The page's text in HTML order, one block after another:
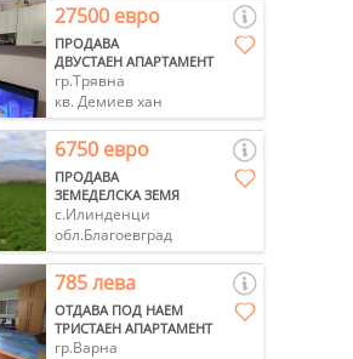
27500 евро
ПРОДАВА
ДВУСТАЕН АПАРТАМЕНТ
гр.Трявна
кв. Демиев хан
6750 евро
ПРОДАВА
ЗЕМЕДЕЛСКА ЗЕМЯ
с.Илинденци
обл.Благоевград
785 лева
ОТДАВА ПОД НАЕМ
ТРИСТАЕН АПАРТАМЕНТ
гр.Варна